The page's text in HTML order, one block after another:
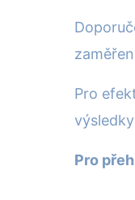
Pro
Pro